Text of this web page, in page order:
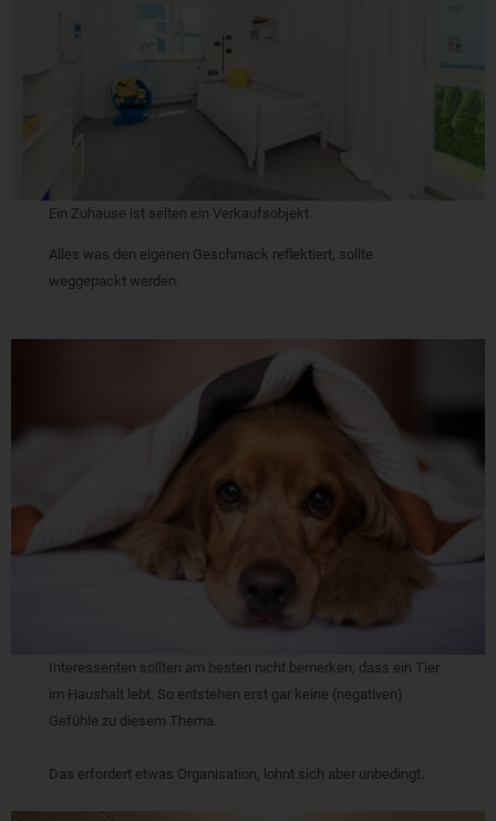
Ein Zuhause ist selten ein Verkaufsobjekt.
Alles was den eigenen Geschmack reflektiert, sollte
weggepackt werden.
Interessenten sollten am besten nicht bemerken, dass ein Tier
im Haushalt lebt. So entstehen erst gar keine (negativen)
Gefühle zu diesem Thema.
Das erfordert etwas Organisation, lohnt sich aber unbedingt.